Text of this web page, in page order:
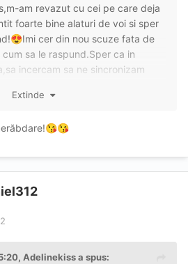
am revazut cu cei pe care deja
foarte bine alaturi de voi si sper
😍Imi cer din nou scuze fata de
sa le raspund.Sper ca in
incercam sa ne sincronizam
Extinde
😘😘
Adelinekissa spus: